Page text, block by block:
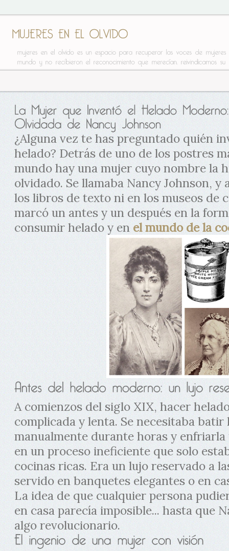
¿Alguna vez te has preguntado quién
helado? Detrás de uno de los postres
mundo hay una mujer cuyo nombre la
olvidado. Se llamaba Nancy Johnson, y
los libros de texto ni en los museos de
marcó un antes y un después en la
consumir helado y en el mundo de la
A comienzos del siglo XIX, hacer
complicada y lenta. Se necesitaba batir
manualmente durante horas y enfriarla
en un proceso ineficiente que solo
cocinas ricas. Era un lujo reservado a
servido en banquetes elegantes o en
La idea de que cualquier persona
en casa parecía imposible... hasta que
algo revolucionario.